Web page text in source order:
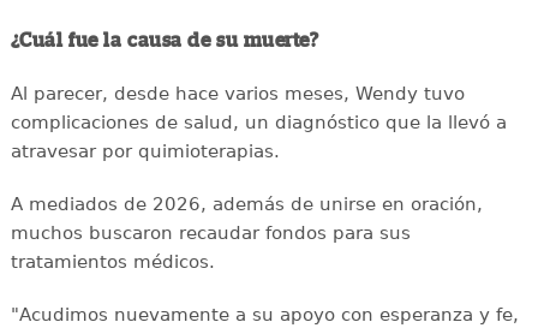
¿Cuál fue la causa de su muerte?
Al parecer, desde hace varios meses, Wendy tuvo
complicaciones de salud, un diagnóstico que la llevó a
atravesar por quimioterapias.
A mediados de 2026, además de unirse en oración,
muchos buscaron recaudar fondos para sus
tratamientos médicos.
"Acudimos nuevamente a su apoyo con esperanza y fe,